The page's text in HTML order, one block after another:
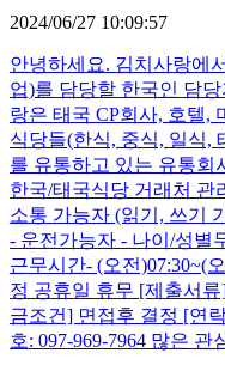
2024/06/27 10:09:57
안녕하세요. 김치사랑에
업)를 담당할 한국인 담
랑은 태국 CP회사, 호텔,
식당들(한식, 중식, 일식,
를 유통하고 있는 유통회
한국/태국식당 거래처 관
소통 가능자 (읽기, 쓰기
- 운전가능자 - 나이/성별
근무시간- (오전)07:30~(
정 공휴일 휴무 [제출서
금조건] 면접후 결정 [연
호: 097-969-7964 많은